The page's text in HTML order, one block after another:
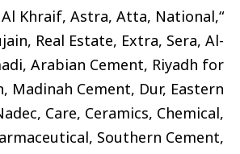
Al Khraif, Astra, Atta, National,
Real Estate, Extra, Sera, Al-
Arabian Cement, Riyadh for
Madinah Cement, Dur, Eastern
Care, Ceramics, Chemical,
Southern Cement,